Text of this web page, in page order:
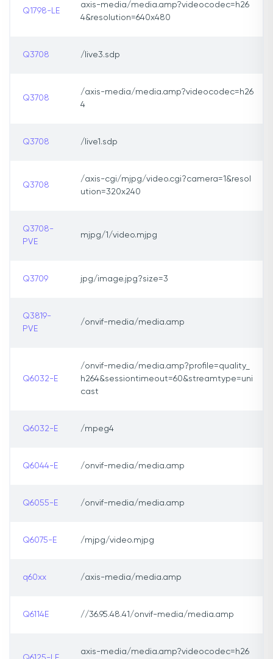
Q1798-LE
axis-media/media.amp?videocodec=h26
4&resolution=640x480
Q3708 /live3.sdp
Q3708
/axis-media/media.amp?videocodec=h26
4
Q3708 /live1.sdp
Q3708
/axis-cgi/mjpg/video.cgi?camera=1&resol
ution=320x240
Q3708-
PVE
mjpg/1/video.mjpg
Q3709 jpg/image.jpg?size=3
Q3819-
PVE
/onvif-media/media.amp
Q6032-E
/onvif-media/media.amp?profile=quality_
h264&sessiontimeout=60&streamtype=uni
cast
Q6032-E /mpeg4
Q6044-E /onvif-media/media.amp
Q6055-E /onvif-media/media.amp
Q6075-E /mjpg/video.mjpg
q60xx /axis-media/media.amp
Q6114E //36.95.48.41/onvif-media/media.amp
axis-media/media.amp?videocodec=h26